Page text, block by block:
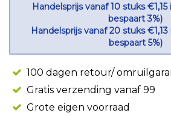
Handelsprijs vanaf 10 stuks
bespaart 3%)
Handelsprijs vanaf 20 stuks
bespaart 5%)
100 dagen retour/
Gratis verzending vanaf 99
Grote eigen voorraad